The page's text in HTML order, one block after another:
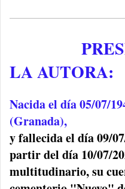
LA AUTORA:
Nacida el día 05/07/
(Granada),
yfallecida el día 09/
partir del día 10/07/
multitudinario, su